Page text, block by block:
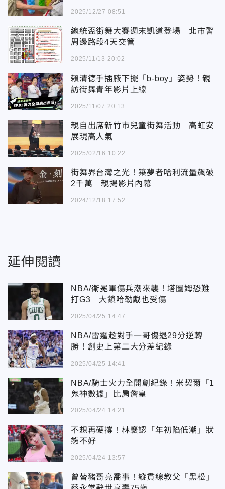
2025/12/27 08:51
總統盃街舞大賽週末凱道登場 北市警
周邊路段4天交管
2025/11/13 20:02
賴清德手插腋下擺「b-boy」姿勢！親
訪街舞青年影片上線
2025/11/07 20:13
親自出席新竹市兒童街舞活動 高虹安
展現高人氣
2025/02/16 10:22
街舞界台灣之光！築夢者哈利流量飆破
2千萬 親揭影片內幕
2024/12/18 17:52
延伸閱讀
NBA/衛冕軍傷兵潮來襲！塔圖姆恐難
打G3 大鎖哈勒戴也受傷
2025/04/25 14:47
NBA/雷霆趁對手一哥傷退29分逆轉
勝！創史上第二大分差紀錄
2025/04/25 14:41
NBA/騎士火力全開創紀錄！米契爾「1
鬼神數據」比肩詹皇
2025/04/24 14:21
不想再硬撐！林襄認「年初陷低潮」狀
態不好
2025/04/24 13:57
曾替豬哥亮喬事！縱貫線教父「黑松」